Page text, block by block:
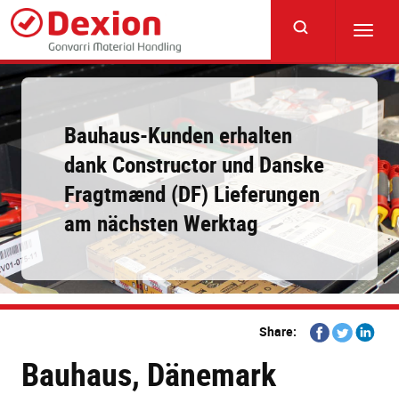
Skip
main
content
Bauhaus-Kunden erhalten
dank Constructor und Danske
Fragtmænd (DF) Lieferungen
am nächsten Werktag
Share:
Share
on
Share
on
Share
Bauhaus, Dänemark